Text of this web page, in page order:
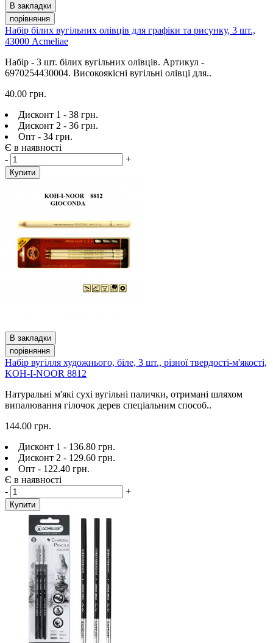
В закладки
порівняння
Набір білих вугільних олівців для графіки та рисунку, 3 шт.,
43000 Acmeliae
Набір - 3 шт. білих вугільних олівців. Артикул -
6970254430004. Високоякісні вугільні олівці для..
40.00 грн.
Дисконт 1 - 38 грн.
Дисконт 2 - 36 грн.
Опт - 34 грн.
Є в наявності
-
+
Купити
В закладки
порівняння
Набір вугілля художнього, біле, 3 шт., різної твердості-м'якості,
KOH-I-NOOR 8812
Натуральні м'які сухі вугільні палички, отримані шляхом
випалювання гілочок дерев спеціальним способ..
144.00 грн.
Дисконт 1 - 136.80 грн.
Дисконт 2 - 129.60 грн.
Опт - 122.40 грн.
Є в наявності
-
+
Купити